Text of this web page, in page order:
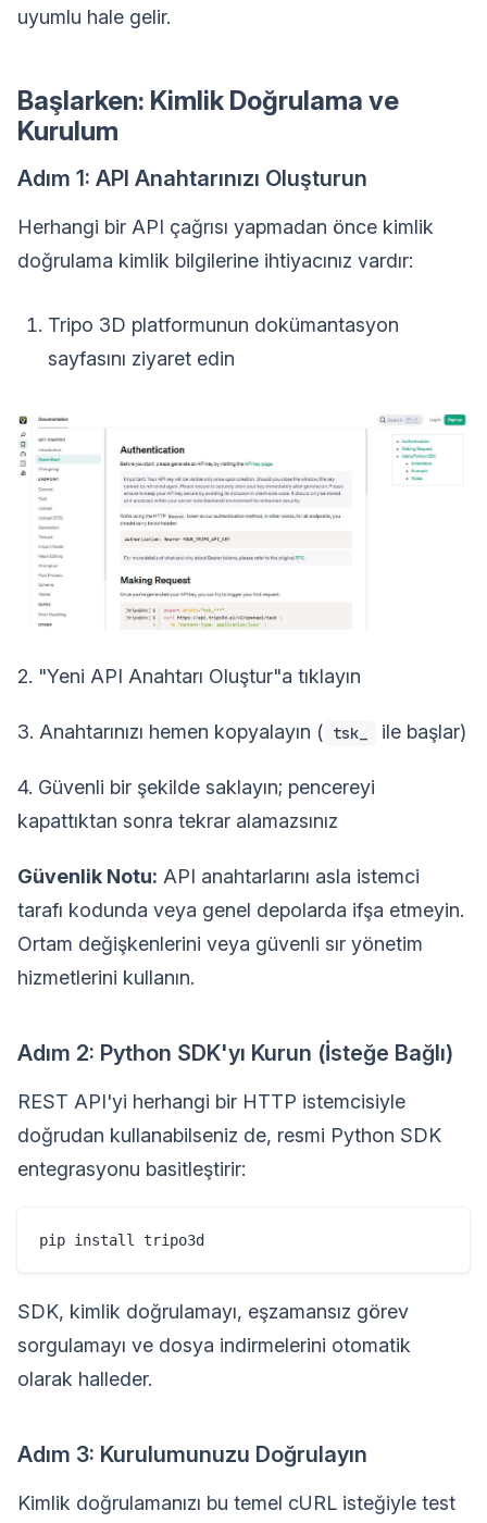
uyumlu hale gelir.
Başlarken: Kimlik Doğrulama ve
Kurulum
Adım 1: API Anahtarınızı Oluşturun
Herhangi bir API çağrısı yapmadan önce kimlik
doğrulama kimlik bilgilerine ihtiyacınız vardır:
Tripo 3D platformunun dokümantasyon
sayfasını ziyaret edin
2. "Yeni API Anahtarı Oluştur"a tıklayın
3. Anahtarınızı hemen kopyalayın ( tsk_ ile başlar)
4. Güvenli bir şekilde saklayın; pencereyi
kapattıktan sonra tekrar alamazsınız
Güvenlik Notu: API anahtarlarını asla istemci
tarafı kodunda veya genel depolarda ifşa etmeyin.
Ortam değişkenlerini veya güvenli sır yönetim
hizmetlerini kullanın.
Adım 2: Python SDK'yı Kurun (İsteğe Bağlı)
REST API'yi herhangi bir HTTP istemcisiyle
doğrudan kullanabilseniz de, resmi Python SDK
entegrasyonu basitleştirir:
SDK, kimlik doğrulamayı, eşzamansız görev
sorgulamayı ve dosya indirmelerini otomatik
olarak halleder.
Adım 3: Kurulumunuzu Doğrulayın
Kimlik doğrulamanızı bu temel cURL isteğiyle test